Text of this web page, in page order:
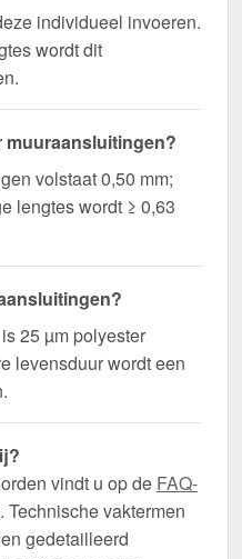
individueel invoeren.
wordt dit
muuraansluitingen?
volstaat 0,50 mm;
lengtes wordt ≥ 0,63
25 µm polyester
levensduur wordt een
vindt u op de FAQ-
. Technische vaktermen
gedetailleerd